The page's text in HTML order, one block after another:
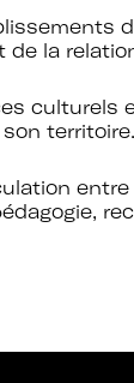
de la
culturels
territoire.